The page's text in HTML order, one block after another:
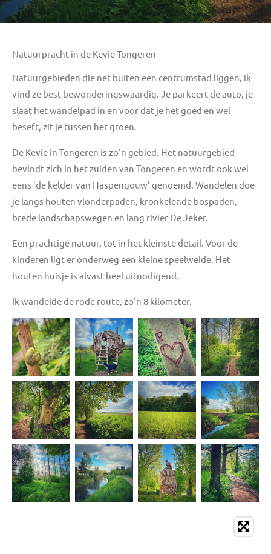
Natuurpracht in de Kevie Tongeren
Natuurgebieden die net buiten een centrumstad liggen, ik
vind ze best bewonderingswaardig. Je parkeert de auto, je
slaat het wandelpad in en voor dat je het goed en wel
beseft, zit je tussen het groen.
De Kevie in Tongeren is zo'n gebied. Het natuurgebied
bevindt zich in het zuiden van Tongeren en wordt ook wel
eens 'de kelder van Haspengouw' genoemd. Wandelen doe
je langs houten vlonderpaden, kronkelende bospaden,
brede landschapswegen en lang rivier De Jeker.
Een prachtige natuur, tot in het kleinste detail. Voor de
kinderen ligt er onderweg een kleine speelweide. Het
houten huisje is alvast heel uitnodigend.
Ik wandelde de rode route, zo'n 8 kilometer.